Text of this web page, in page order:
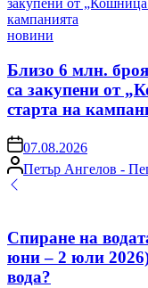
Posted
новини
Близо 6 млн.
са закупени от
старта на
on07.08.2026
Posted
by
Петър Ангелов -
Спиране на
юни – 2 юли
вода?